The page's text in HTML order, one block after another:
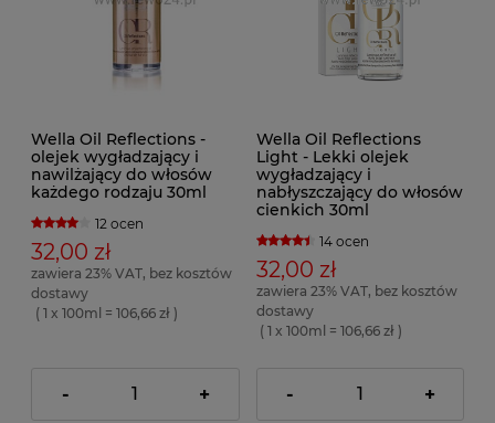
Wella Oil Reflections -
olejek wygładzający i
nawilżający do włosów
każdego rodzaju 30ml
12 ocen
32,00 zł
zawiera 23% VAT, bez kosztów
dostawy
( 1 x 100ml = 106,66 zł )
- +
Wella Oil Reflections
Light - Lekki olejek
wygładzający i
nabłyszczający do włosów
cienkich 30ml
14 ocen
32,00 zł
zawiera 23% VAT, bez kosztów
dostawy
( 1 x 100ml = 106,66 zł )
- +